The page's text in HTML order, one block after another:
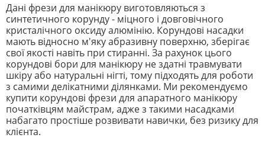
Дані фрези для манікюру виготовляються з
синтетичного корунду - міцного і довговічного
кристалічного оксиду алюмінію. Корундові насадки
мають відносно м'яку абразивну поверхню, зберігає
свої якості навіть при стиранні. За рахунок цього
корундові бори для манікюру не здатні травмувати
шкіру або натуральні нігті, тому підходять для роботи
з самими делікатними ділянками. Ми рекомендуємо
купити корундові фрези для апаратного манікюру
початківцям майстрам, адже з такими насадками
набагато простіше розвивати навички, без ризику для
клієнта.